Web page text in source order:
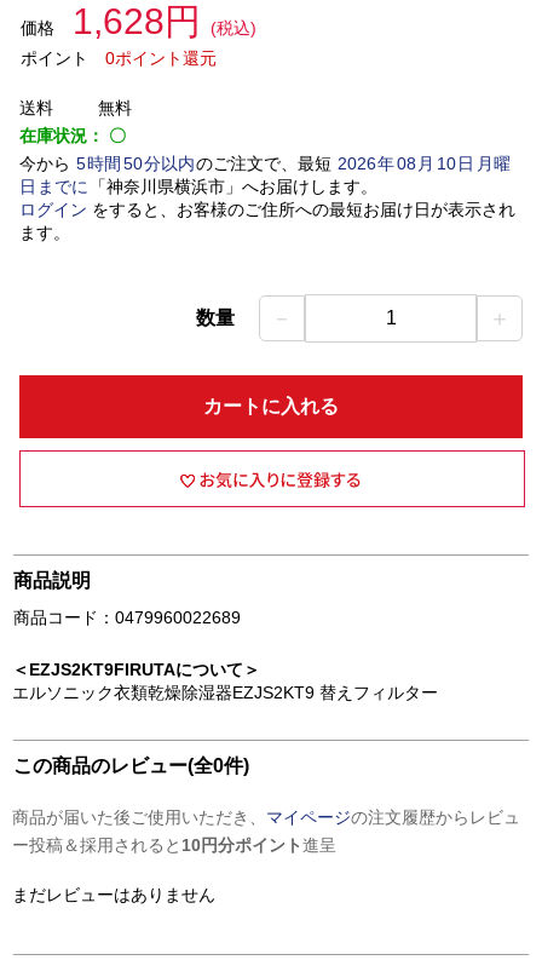
価格 1,628円
(税込)
ポイント
0ポイント還元
送料
無料
在庫状況： 〇
今から 5時間 50分以内のご注文で、最短 2026年08 月 10日月曜
日 までに 「神奈川県横浜市」 へお届けします。
ログイン をすると、お客様のご住所への最短お届け日が表示され
ます。
数量 － 1 ＋
カートに入れる
商品説明
商品コード：0479960022689
＜EZJS2KT9FIRUTAについて＞
エルソニック衣類乾燥除湿器EZJS2KT9 替えフィルター
この商品のレビュー(全0件)
商品が届いた後ご使用いただき、 マイページの注文履歴からレビュ
ー投稿＆採用されると 10円分ポイント進呈
まだレビューはありません